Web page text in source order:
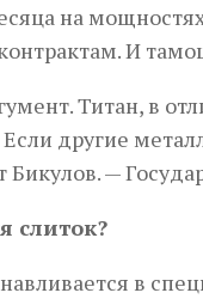
на
И
Титан, в
другие
Бикулов. —
слиток?
в